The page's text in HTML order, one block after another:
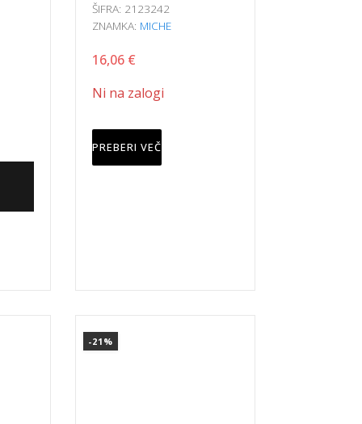
ŠIFRA: 2123242
ZNAMKA: MICHE
16,06 €
Ni na zalogi
PREBERI VEČ
-21%